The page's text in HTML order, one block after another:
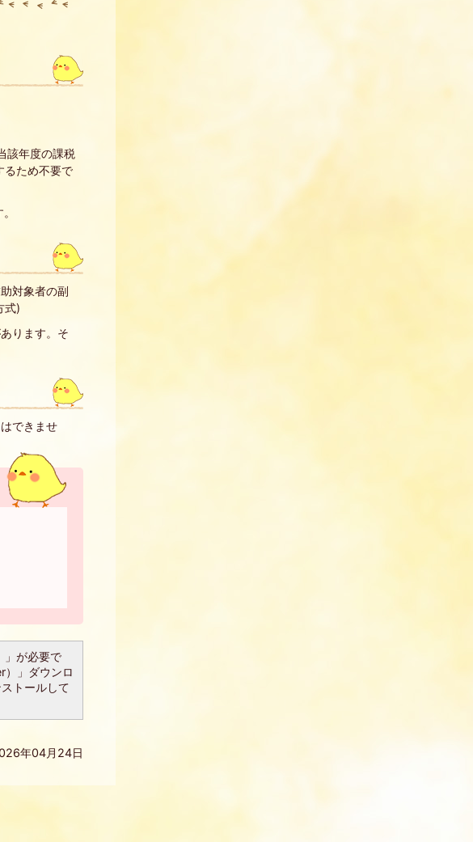
該年度の課税
るため不要で
対象者の副
式)
ります。そ
できませ
」が必要で
」ダウンロ
トールして
年04月24日